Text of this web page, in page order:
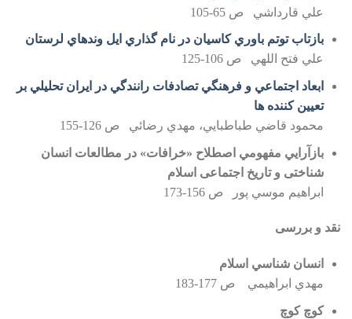
علي قارداشي ص 65-105
بازتاب توتم باوري كاسيان در نام گذاري ايل وندهاي لرستان
علي فتح اللهي ص 106-125
ابعاد اجتماعي و فرهنگي تصادفات رانندگي در ايران تحليلي بر
تعيين كننده ها
محمود قاضي طباطبايي، مهدي رضائي ص 126-155
بازآرايي مفهومي اصطلاح «خرافات» در مطالعات انسان
شناختی و تاریخ اجتماعی اسلام
ابراهيم موسي پور ص 156-173
نقد و بررسی
انسان شناسي اسلام
مهدي ابراهيمي ص 177-183
كوچ كوچ